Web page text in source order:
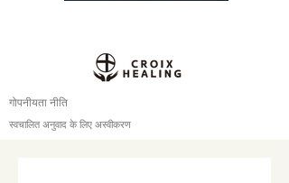
गोपनीयता नीति
स्वचालित अनुवाद के लिए अस्वीकरण